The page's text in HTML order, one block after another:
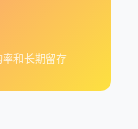
和长期留存